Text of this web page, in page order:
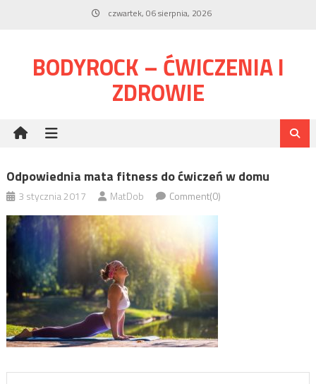
czwartek, 06 sierpnia, 2026
BODYROCK – ĆWICZENIA I
ZDROWIE
Odpowiednia mata fitness do ćwiczeń w domu
3 stycznia 2017 MatDob Comment(0)